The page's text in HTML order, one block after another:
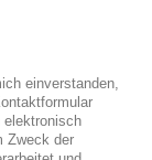
einverstanden,
elektronisch
Zweck der